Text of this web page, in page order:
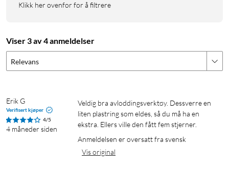
Klikk her ovenfor for å filtrere
Viser 3 av 4 anmeldelser
Relevans
Erik G
Verifisert kjøper
4/5
4 måneder siden
Veldig bra avloddingsverktøy. Dessverre en
liten plastring som eldes, så du må ha en
ekstra. Ellers ville den fått fem stjerner.
Anmeldelsen er oversatt fra svensk
Vis original